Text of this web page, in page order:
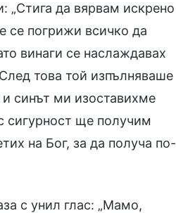
„Стига да вярвам искрено
се погрижи всичко да
винаги се наслаждавах
това той изпълняваше
синът ми изоставихме
сигурност ще получим
на Бог, за да получа по-
с унил глас: „Мамо,